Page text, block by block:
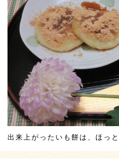
出来上がったいも餅は、ほっ